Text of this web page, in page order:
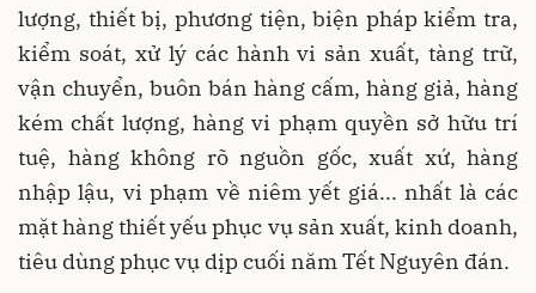
lượng, thiết bị, phương tiện, biện pháp kiểm tra,
kiểm soát, xử lý các hành vi sản xuất, tàng trữ,
vận chuyển, buôn bán hàng cấm, hàng giả, hàng
kém chất lượng, hàng vi phạm quyền sở hữu trí
tuệ, hàng không rõ nguồn gốc, xuất xứ, hàng
nhập lậu, vi phạm về niêm yết giá... nhất là các
mặt hàng thiết yếu phục vụ sản xuất, kinh doanh,
tiêu dùng phục vụ dịp cuối năm Tết Nguyên đán.